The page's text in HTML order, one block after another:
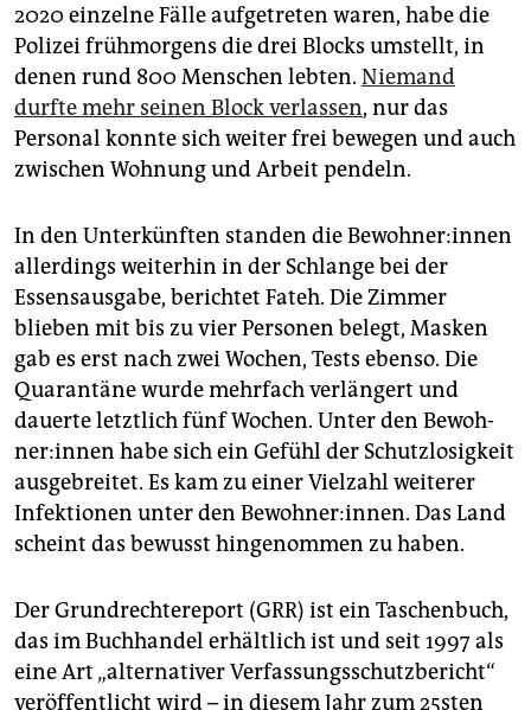
2020 einzelne Fälle aufgetreten waren, habe die
Polizei frühmorgens die drei Blocks umstellt, in
denen rund 800 Menschen lebten. Niemand
durfte mehr seinen Block verlassen, nur das
Personal konnte sich weiter frei bewegen und auch
zwischen Wohnung und Arbeit pendeln.
In den Unterkünften standen die Be­woh­ne­r:in­nen
allerdings weiterhin in der Schlange bei der
Essens­ausgabe, berichtet Fateh. Die Zimmer
blieben mit bis zu vier Personen belegt, Masken
gab es erst nach zwei Wochen, Tests ebenso. Die
Quarantäne wurde mehrfach verlängert und
dauerte letztlich fünf Wochen. Unter den Be­woh­
ne­r:in­nen habe sich ein Gefühl der Schutzlosigkeit
ausgebreitet. Es kam zu einer Vielzahl weiterer
Infektionen unter den Bewoh­ner:in­nen. Das Land
scheint das bewusst hingenommen zu haben.
Der Grundrechtereport (GRR) ist ein Taschenbuch,
das im Buchhandel erhältlich ist und seit 1997 als
eine Art „alternativer Verfassungsschutzbericht“
veröffentlicht wird – in diesem Jahr zum 25sten